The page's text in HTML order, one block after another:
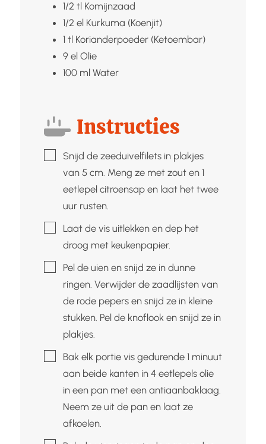
1/2 tl Komijnzaad
1/2 el Kurkuma (Koenjit)
1 tl Korianderpoeder (Ketoembar)
9 el Olie
100 ml Water
Instructies
▢Snijd de zeeduivelfilets in plakjes
van 5 cm. Meng ze met zout en 1
eetlepel citroensap en laat het twee
uur rusten.
▢Laat de vis uitlekken en dep het
droog met keukenpapier.
▢Pel de uien en snijd ze in dunne
ringen. Verwijder de zaadlijsten van
de rode pepers en snijd ze in kleine
stukken. Pel de knoflook en snijd ze in
plakjes.
▢Bak elk portie vis gedurende 1 minuut
aan beide kanten in 4 eetlepels olie
in een pan met een antiaanbaklaag.
Neem ze uit de pan en laat ze
afkoelen.